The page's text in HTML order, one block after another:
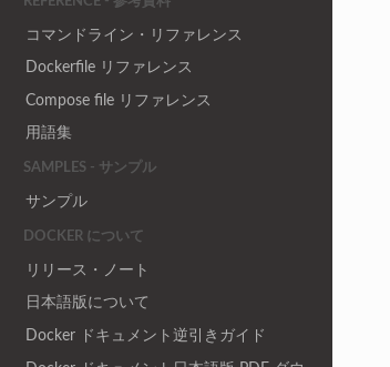
コマンドライン・リファレンス
Dockerfile リファレンス
Compose file リファレンス
用語集
SAMPLES - サンプル
サンプル
DOCKER について
リリース・ノート
日本語版について
Docker ドキュメント逆引きガイド